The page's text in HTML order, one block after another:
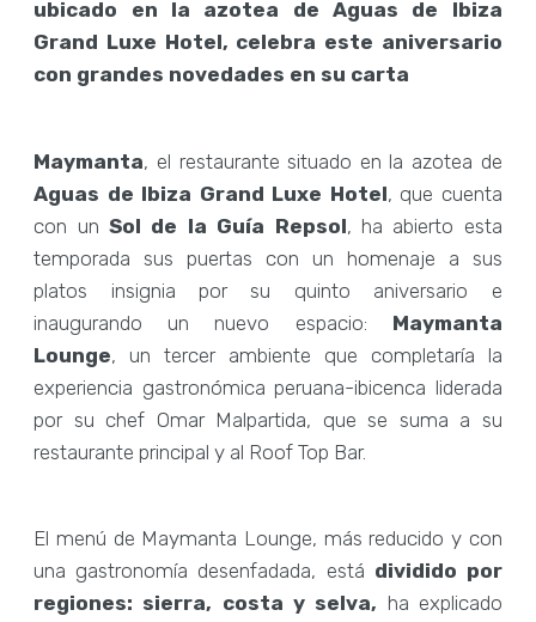
ubicado en la azotea de Aguas de Ibiza
Grand Luxe Hotel, celebra este aniversario
con grandes novedades en su carta
Maymanta, el restaurante situado en la azotea de
Aguas de Ibiza Grand Luxe Hotel, que cuenta
con un Sol de la Guía Repsol, ha abierto esta
temporada sus puertas con un homenaje a sus
platos insignia por su quinto aniversario e
inaugurando un nuevo espacio: Maymanta
Lounge, un tercer ambiente que completaría la
experiencia gastronómica peruana-ibicenca liderada
por su chef Omar Malpartida, que se suma a su
restaurante principal y al Roof Top Bar.
El menú de Maymanta Lounge, más reducido y con
una gastronomía desenfadada, está dividido por
regiones: sierra, costa y selva, ha explicado